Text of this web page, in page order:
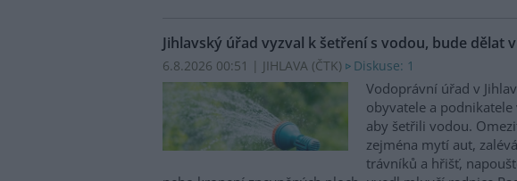
Jihlavský úřad vyzval k šetření s vodou, bude dělat
6.8.2026 00:51 | JIHLAVA (ČTK) Diskuse: 1
Vodoprávní úřad v
obyvatele a podnikatele
aby šetřili vodou.
zejména mytí aut,
trávníků a hřišť,